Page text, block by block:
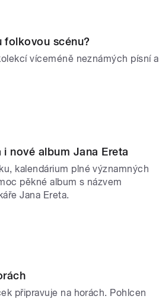
folkovou scénu?
víceméně neznámých písní a
nové album Jana Ereta
kalendárium plné významných
pěkné album s názvem
Jana Ereta.
připravuje na horách. Pohlcen